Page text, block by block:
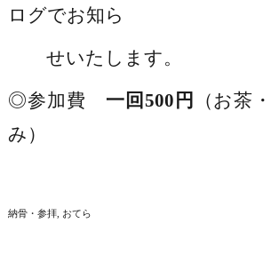
ログでお知ら
せいたします。
◎参加費 一回500円
（お茶
み）
納骨・参拝 おてら